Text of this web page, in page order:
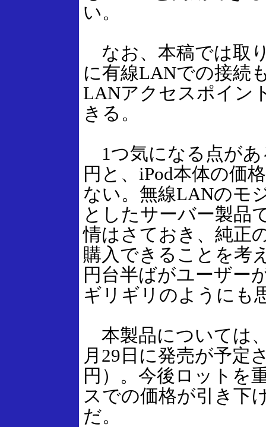
い。
なお、本稿では取
に有線LANでの接続
LANアクセスポイン
きる。
1つ気になる点があ
円と、iPod本体の価
ない。無線LANのモ
としたサーバー製品
情はさておき、純正
購入できることを考
円台半ばがユーザー
ギリギリのようにも
本製品については
月29日に発売が予定
円）。今後ロットを
スでの価格が引き下
だ。